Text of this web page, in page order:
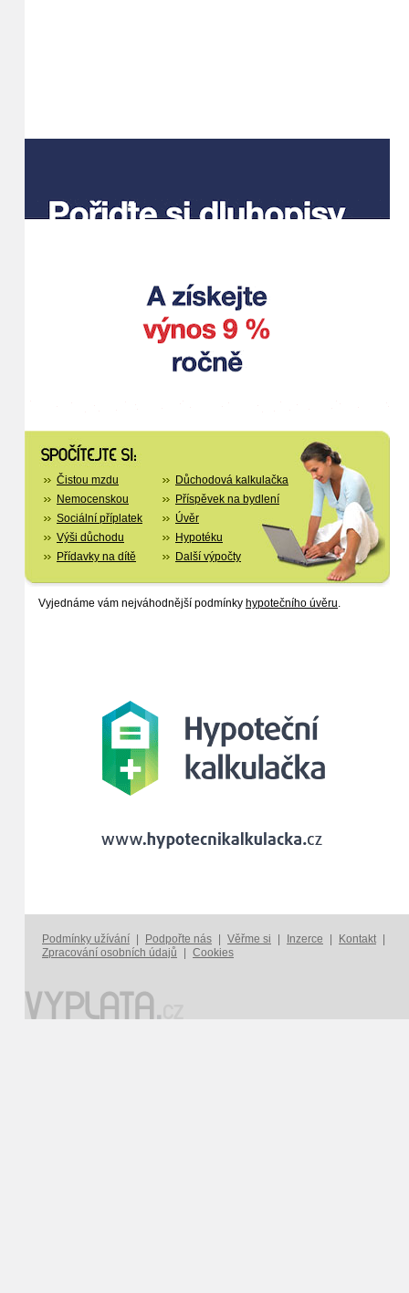
Čistou mzdu
Nemocenskou
Sociální příplatek
Výši důchodu
Přídavky na dítě
Důchodová kalkulačka
Příspěvek na bydlení
Úvěr
Hypotéku
Další výpočty
Vyjednáme vám nejváhodnější podmínky hypotečního úvěru.
Podmínky užívání Podpořte nás Věřme si Inzerce Kontakt
Zpracování osobních údajů
Cookies